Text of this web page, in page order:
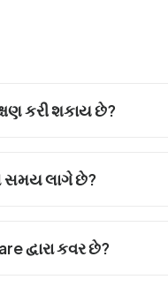
કરી શકાય છે?
સમય લાગે છે?
દ્વારા કવર છે?